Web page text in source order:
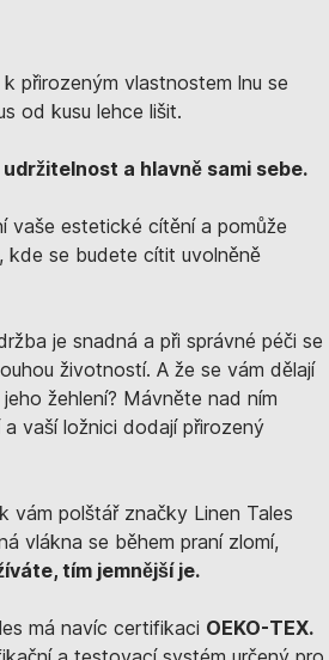
přirozeným vlastnostem lnu se
od kusu lehce lišit.
a hlavně sami sebe.
vaše estetické cítění a pomůže
se budete cítit uvolněně
je snadná a při správné péči se
životností. A že se vám dělají
žehlení? Mávněte nad ním
a vaší ložnici dodají přirozený
vám polštář značky Linen Tales
vlákna se během praní zlomí,
tím jemnější je.
má navíc certifikaci OEKO-TEX.